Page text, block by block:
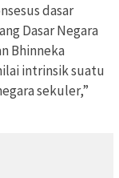
dasar
Dasar Negara
Bhinneka
intrinsik suatu
sekuler,”